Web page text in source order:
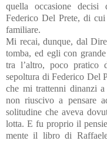
quella occasione
Federico Del Prete, di
familiare.
Mi recai, dunque, dal
tomba, ed egli con
tra l’altro, poco pratico
sepoltura di Federico Del
che mi trattenni dinanzi
non riuscivo a pensare
solitudine che aveva
lotta. E fu proprio il
mente il libro di